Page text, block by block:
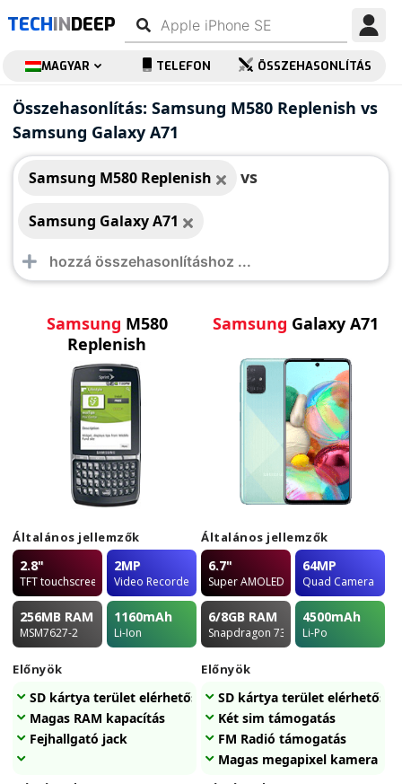
TECHINDEEP
MAGYAR TELEFON ÖSSZEHASONLÍTÁS
Összehasonlítás: Samsung M580 Replenish vs
Samsung Galaxy A71
Samsung M580 Replenish vs
Samsung Galaxy A71
Samsung M580
Replenish
Samsung M580
Replenish
Általános jellemzők
2.8"
TFT touchscreen
2MP
Video Recorder
256MB RAM
MSM7627-2
1160mAh
Li-Ion
Előnyök
SD kártya terület elérhetőség
Magas RAM kapacítás
Fejhallgató jack
Samsung Galaxy A71
Samsung Galaxy A71
Általános jellemzők
6.7"
Super AMOLED
64MP
Quad Camera
6/8GB RAM
Snapdragon 730
4500mAh
Li-Po
Előnyök
SD kártya terület elérhetőség
Két sim támogatás
FM Radió támogatás
Magas megapixel kamera